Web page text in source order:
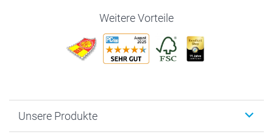
Weitere Vorteile
Unsere Produkte